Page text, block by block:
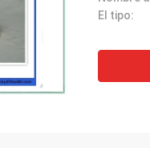
El tipo: